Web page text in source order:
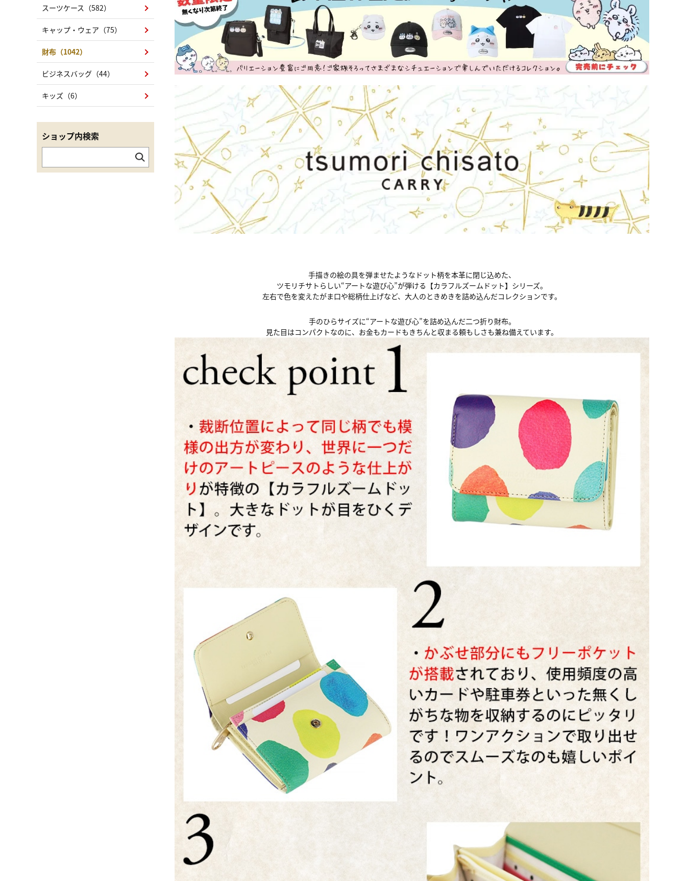
手描きの絵の具を弾ませたようなドット柄を本革に閉じ込めた、
ツモリチサトらしい“アートな遊び心”が弾ける【カラフルズームドット】シリーズ。
左右で色を変えたがま口や総柄仕上げなど、大人のときめきを詰め込んだコレクションです。
手のひらサイズに“アートな遊び心”を詰め込んだ二つ折り財布。
見た目はコンパクトなのに、お金もカードもきちんと収まる頼もしさも兼ね備えています。
スーツケース（582）
キャップ・ウェア（75）
財布（1042）
ビジネスバッグ（44）
キッズ（6）
ショップ内検索